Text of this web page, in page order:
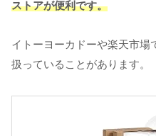
ストアが便利です。
イトーヨーカドーや楽天市場
扱っていることがあります。